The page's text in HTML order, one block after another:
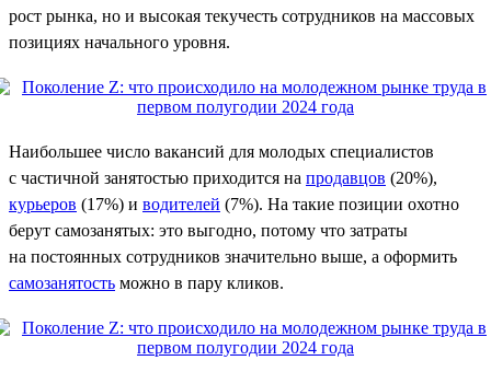
рост рынка, но и высокая текучесть сотрудников на массовых
позициях начального уровня.
Наибольшее число вакансий для молодых специалистов
с частичной занятостью приходится на продавцов (20%),
курьеров (17%) и водителей (7%). На такие позиции охотно
берут самозанятых: это выгодно, потому что затраты
на постоянных сотрудников значительно выше, а оформить
самозанятость можно в пару кликов.